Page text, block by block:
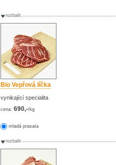
rozbalit
Bio Vepřová líčka
vynikající specialita
cena: 690,-/kg
mladá prasata
rozbalit